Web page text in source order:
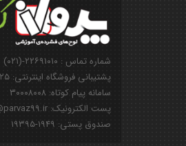
شماره تماس : ۲۲۶۹۱۰۱۰-(۰۲۱)
پشتیبانی فروشگاه اینترنتی: ۰۹۱۲۸۵۰۱۱۲۵
سامانه پیام کوتاه: ۳۰۰۰۸۰۰۸
پست الکترونیک: info@parvaz99.ir
صندوق پستی: ۱۹۴۹-۱۹۳۹۵